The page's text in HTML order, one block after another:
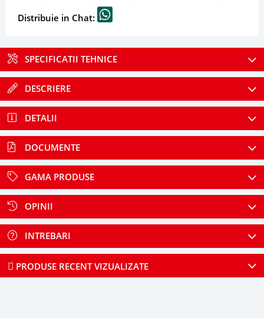
Distribuie in Chat:
SPECIFICATII TEHNICE
DESCRIERE
DETALII
DOCUMENTE
GAMA PRODUSE
OPINII
INTREBARI
PRODUSE RECENT VIZUALIZATE